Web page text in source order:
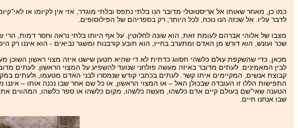
כמו כן, מאחר שאותו אל אריסטוטלי מדובר הנו בלתי נתפס ובלתי מוגדר, אזי אין לקיומו או
לדבר עליו. אל שכזה הנו נוכח, לכל היותר, רק בספריהם של הפילוסופים.
מצבו של אלוהי אברהם לעומת זאת, הוא שונה לחלוטין. על אף היותו בלתי נראה וחסר דמות,
שכר ועונש, הוא דורש מן האדם ומתערב בחייו, הוא תובע קורבנות ומשגר נביאים - הוא איננו רק
מכאן, כדי שהשקפת עולם כלשהי תסווג כדתית לא די שהיא תטען שישנו איזה מצוי ראשון השוכן
לבין המאמינים. לעתים מדובר באיזה מעשה פולחני שנועד להשפיע על המצוי הראשון. לעתים
קבוצת אנשים, המקיימים איתו קשר. לעתים בכתבי קודש שנמסרו לבני האדם מטעמו, ולעתים
התפישות הללו זו העובדה שבכולן האל – או המצוי הראשון, או כל שם אחר שבו נכנה אותו –
הטענה שאי־שם בעולם קיים אדם כלשהו, מעשה כלשהו, מקום כלשהו או ספר כלשהו, המהווים את
שבו אנחנו חיים.